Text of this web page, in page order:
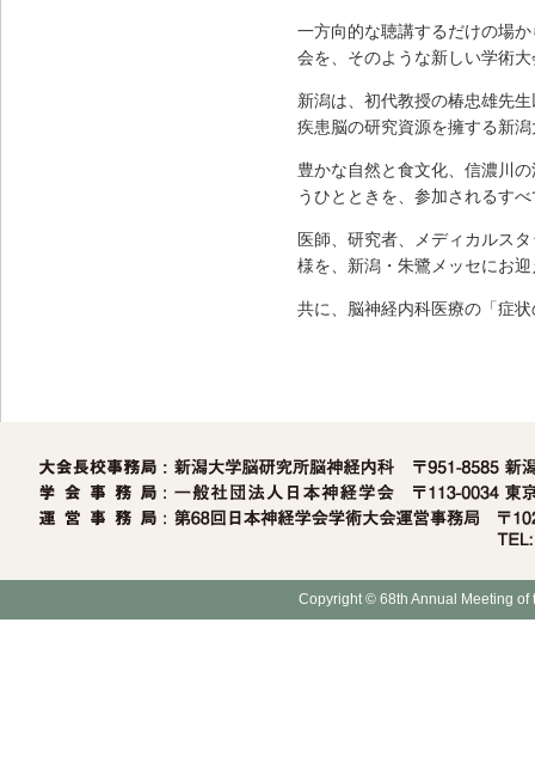
一方向的な聴講するだけの場
会を、そのような新しい学術
新潟は、初代教授の椿忠雄先
疾患脳の研究資源を擁する新
豊かな自然と食文化、信濃川
うひとときを、参加されるす
医師、研究者、メディカルス
様を、新潟・朱鷺メッセにお
共に、脳神経内科医療の「症
Copyright © 68th Annual Meeting